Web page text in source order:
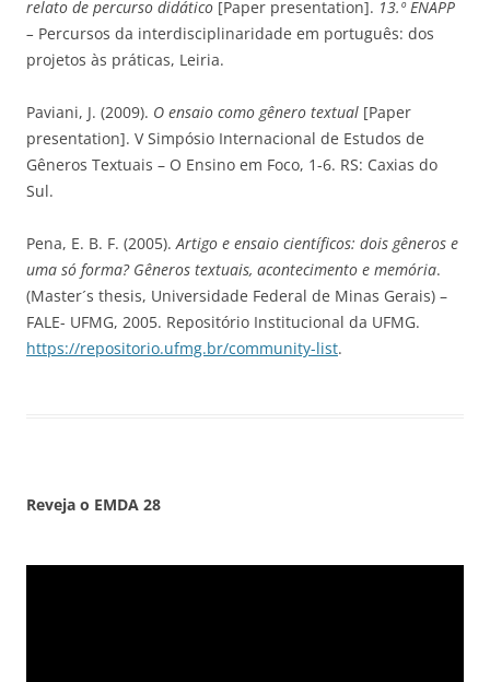
relato de percurso didático [Paper presentation]. 13.º ENAPP
– Percursos da interdisciplinaridade em português: dos
projetos às práticas, Leiria.
Paviani, J. (2009). O ensaio como gênero textual [Paper
presentation]. V Simpósio Internacional de Estudos de
Gêneros Textuais – O Ensino em Foco, 1-6. RS: Caxias do
Sul.
Pena, E. B. F. (2005).Artigo e ensaio científicos: dois gêneros e
uma só forma? Gêneros textuais, acontecimento e memória.
(Master´s thesis, Universidade Federal de Minas Gerais) –
FALE- UFMG, 2005. Repositório Institucional da UFMG.
https://repositorio.ufmg.br/community-list.
Reveja o EMDA 28